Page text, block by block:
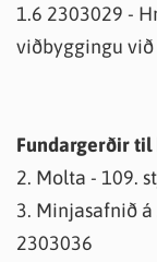
1.6 2303029 -
viðbyggingu
Fundargerðir
2. Molta - 109.
3. Minjasafnið
2303036